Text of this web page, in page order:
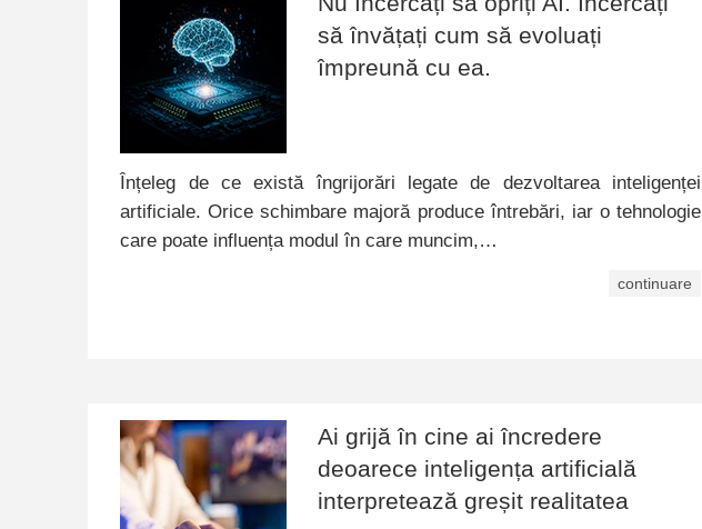
să învățați cum să evoluați
împreună cu ea.
Înțeleg de ce există îngrijorări legate de dezvoltarea inteligenței
artificiale. Orice schimbare majoră produce întrebări, iar o tehnologie
care poate influența modul în care muncim,…
continuare
Ai grijă în cine ai încredere
deoarece inteligența artificială
interpretează greșit realitatea